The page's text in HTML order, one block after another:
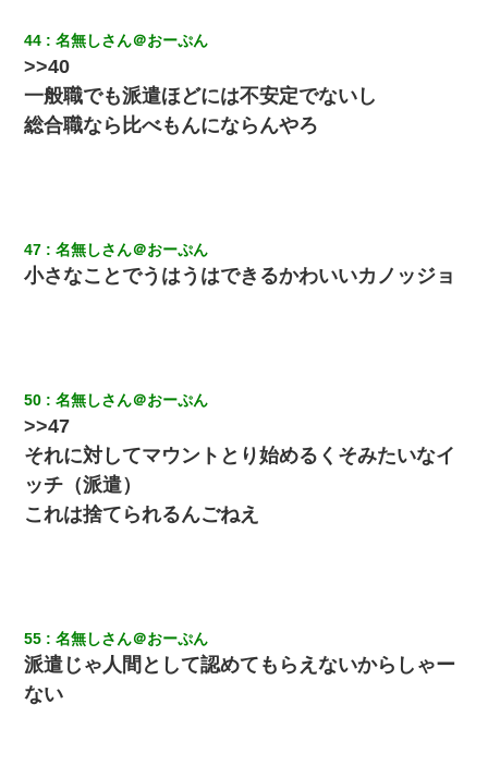
44 名無しさん＠おーぷん
>>40
一般職でも派遣ほどには不安定でないし
総合職なら比べもんにならんやろ
47 名無しさん＠おーぷん
小さなことでうはうはできるかわいいカノッジョ
50 名無しさん＠おーぷん
>>47
それに対してマウントとり始めるくそみたいなイ
ッチ（派遣）
これは捨てられるんごねえ
55 名無しさん＠おーぷん
派遣じゃ人間として認めてもらえないからしゃー
ない